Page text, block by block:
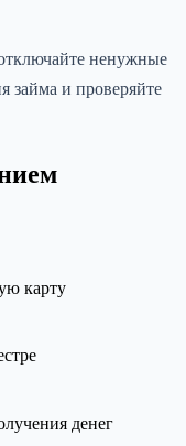
ненужные
займа и проверяйте
карту
денег